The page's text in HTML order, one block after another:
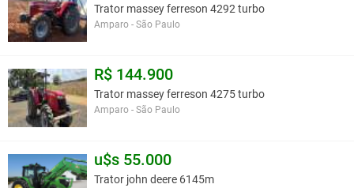
Trator massey ferreson 4292 turbo
Amparo - São Paulo
R$ 144.900
Trator massey ferreson 4275 turbo
Amparo - São Paulo
u$s 55.000
Trator john deere 6145m